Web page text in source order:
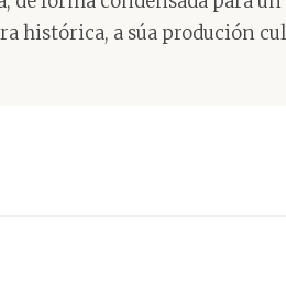
a súa produción